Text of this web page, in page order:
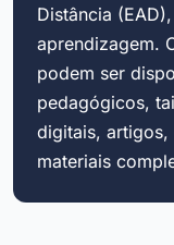
Distância
aprendizagem.
podem ser
pedagógicos,
digitais, artigos,
materiais